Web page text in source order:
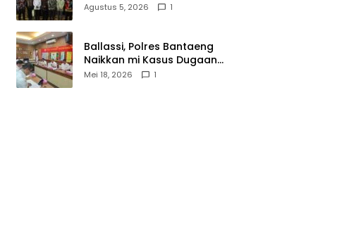
Wasathiyah dan Kebangsaan
Agustus 5, 2026 1
Ballassi, Polres Bantaeng
Naikkan mi Kasus Dugaan
Korupsi PDAM ke Penyidikan
Mei 18, 2026 1